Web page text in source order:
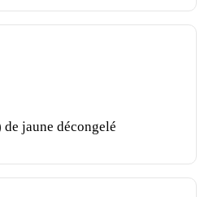
jaune décongelé